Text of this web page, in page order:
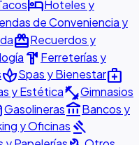
hotelHoteles y
de Conveniencia y
redeemRecuerdos y
hardware Ferreterías y
spaSpas y Bienestarmedical_services
y Estéticafitness_centerGimnasios
Gasolinerasaccount_balanceBancos y
y Oficinas gavel